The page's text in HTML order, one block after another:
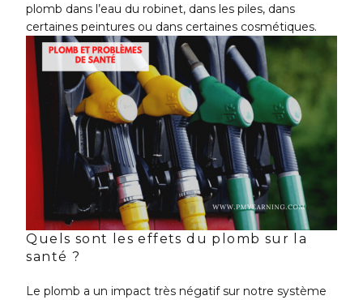
plomb dans l’eau du robinet, dans les piles, dans
certaines peintures ou dans certaines cosmétiques.
Quels sont les effets du plomb sur la
santé ?
Le plomb a un impact très négatif sur notre système